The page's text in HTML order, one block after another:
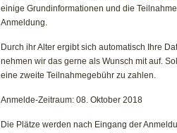
einige Grundinformationen und die
Anmeldung.
Durch ihr Alter ergibt sich automatisch Ihre
nehmen wir das gerne als Wunsch mit auf.
eine zweite Teilnahmegebühr zu zahlen.
Anmelde-Zeitraum: 08. Oktober 2018
Die Plätze werden nach Eingang der